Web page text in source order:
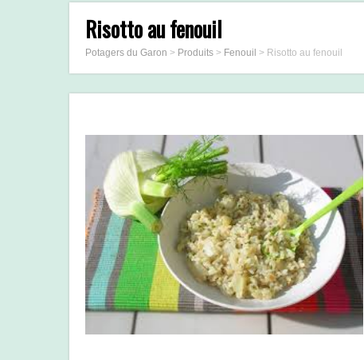
Risotto au fenouil
Potagers du Garon > Produits > Fenouil > Risotto au fenouil